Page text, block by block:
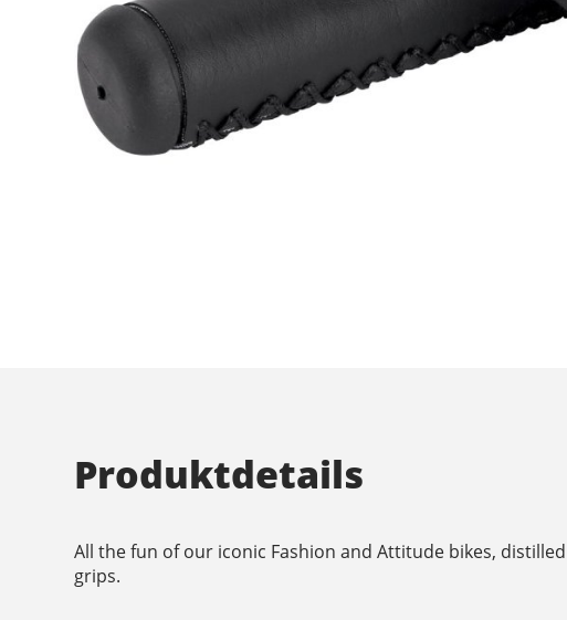
Produktdetails
All the fun of our iconic Fashion and Attitude bikes,
grips.